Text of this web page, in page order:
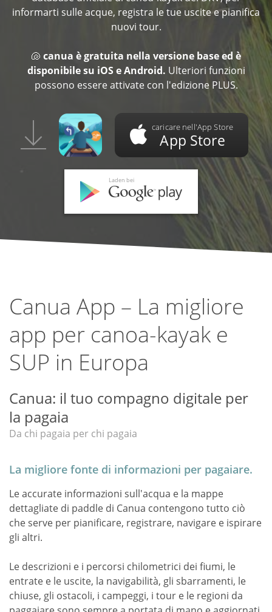
informarti sulle acque, registra le tue uscite e pianifica
nuovi tour.
🐚 canua è gratuita nella versione base ed è
disponibile su iOS e Android. Ulteriori funzioni
possono essere attivate con l'edizione PLUS.
caricare nell'App Store
App Store
Laden bei
Canua App – La migliore
app per canoa-kayak e
SUP in Europa
Canua: il tuo compagno digitale per
la pagaia
Da chi pagaia per chi pagaia
La migliore fonte di informazioni per pagaiare.
Le accurate informazioni ­sull'acqua e la mappe
dettagliate di paddle di Canua contengono tutto ciò
che serve per pianificare, registrare, navigare e ispirare
gli altri.
Le descrizioni e i percorsi chilometrici dei fiumi, le
entrate e le uscite, la navigabilità, gli sbarramenti, le
chiuse, gli ostacoli, i campeggi, i tour e le regioni da